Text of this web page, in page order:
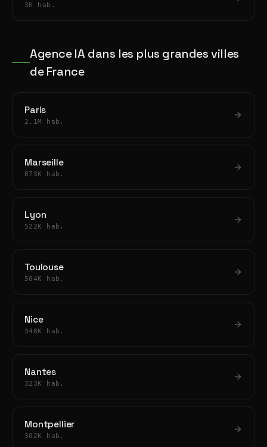
3K hab.
Agence IA dans les plus grandes villes
de France
Paris
2.1M hab.
Marseille
873K hab.
Lyon
522K hab.
Toulouse
504K hab.
Nice
348K hab.
Nantes
323K hab.
Montpellier
302K hab.